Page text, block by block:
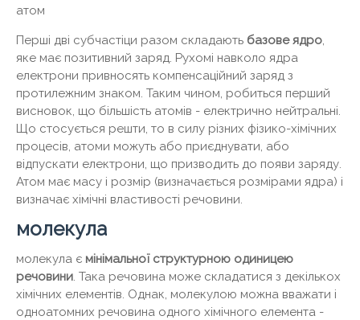
атом
Перші дві субчастіци разом складають базове ядро,
яке має позитивний заряд. Рухомі навколо ядра
електрони привносять компенсаційний заряд з
протилежним знаком. Таким чином, робиться перший
висновок, що більшість атомів - електрично нейтральні.
Що стосується решти, то в силу різних фізико-хімічних
процесів, атоми можуть або приєднувати, або
відпускати електрони, що призводить до появи заряду.
Атом має масу і розмір (визначається розмірами ядра) і
визначає хімічні властивості речовини.
молекула
молекула є мінімальної структурною одиницею
речовини. Така речовина може складатися з декількох
хімічних елементів. Однак, молекулою можна вважати і
одноатомних речовина одного хімічного елемента -